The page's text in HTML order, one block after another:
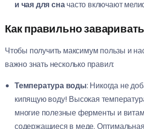
и чая для сначасто включают
Как правильно
Чтобы получить максимум пользы и
важно знать несколько правил:
Температура воды: Никогда не
кипящую воду! Высокая
многие полезные ферменты и
содержащиеся в меде.